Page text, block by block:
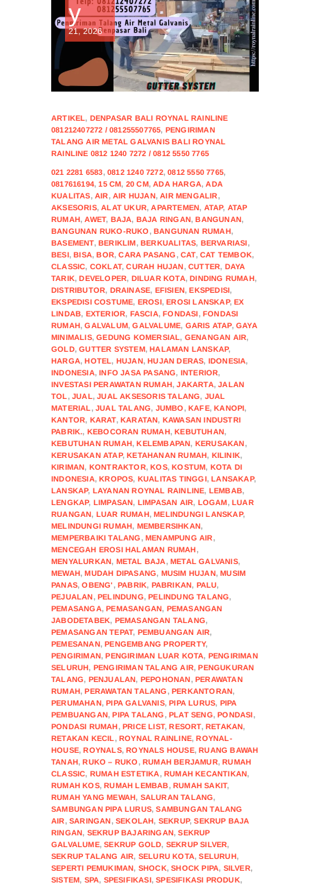
y
21, 2026
ARTIKEL, DENPASAR BALI ROYNAL RAINLINE
081212407272 / 081255507765, PENGIRIMAN
TALANG AIR METAL GALVANIS BALI ROYNAL
RAINLINE 0812 1240 7272 / 0812 5550 7765
021 2281 6583,0812 1240 7272,0812 5550 7765,
0817616194,15 CM, 20 CM,ADA HARGA,ADA
KUALITAS,AIR,AIR HUJAN,AIR MENGALIR,
AKSESORIS,ALAT UKUR,APARTEMEN, ATAP, ATAP
RUMAH,AWET, BAJA, BAJA RINGAN,BANGUNAN,
BANGUNAN RUKO-RUKO ,BANGUNAN RUMAH,
BASEMENT,BERIKLIM,BERKUALITAS, BERVARIASI,
BESI,BISA,BOR,CARA PASANG ,CAT,CAT TEMBOK,
CLASSIC, COKLAT,CURAH HUJAN,CUTTER, DAYA
TARIK,DEVELOPER, DILUAR KOTA,DINDING RUMAH,
DISTRIBUTOR, DRAINASE, EFISIEN,EKSPEDISI,
EKSPEDISI COSTUME, EROSI,EROSI LANSKAP,EX
LINDAB, EXTERIOR, FASCIA,FONDASI,FONDASI
RUMAH,GALVALUM,GALVALUME, GARIS ATAP,GAYA
MINIMALIS,GEDUNG KOMERSIAL, GENANGAN AIR,
GOLD,GUTTER SYSTEM,HALAMAN LANSKAP,
HARGA,HOTEL, HUJAN,HUJAN DERAS, IDONESIA,
INDONESIA,INFO JASA PASANG, INTERIOR,
INVESTASI PERAWATAN RUMAH,JAKARTA,JALAN
TOL ,JUAL,JUAL AKSESORIS TALANG, JUAL
MATERIAL ,JUAL TALANG, JUMBO ,KAFE,KANOPI,
KANTOR, KARAT,KARATAN, KAWASAN INDUSTRI
PABRIK., KEBOCORAN RUMAH,KEBUTUHAN,
KEBUTUHAN RUMAH,KELEMBAPAN, KERUSAKAN,
KERUSAKAN ATAP,KETAHANAN RUMAH, KILINIK,
KIRIMAN, KONTRAKTOR,KOS,KOSTUM, KOTA DI
INDONESIA,KROPOS, KUALITAS TINGGI,LANSAKAP,
LANSKAP, LAYANAN ROYNAL RAINLINE, LEMBAB,
LENGKAP, LIMPASAN, LIMPASAN AIR, LOGAM,LUAR
RUANGAN, LUAR RUMAH,MELINDUNGI LANSKAP,
MELINDUNGI RUMAH, MEMBERSIHKAN,
MEMPERBAIKI TALANG ,MENAMPUNG AIR,
MENCEGAH EROSI HALAMAN RUMAH,
MENYALURKAN, METAL BAJA,METAL GALVANIS,
MEWAH,MUDAH DIPASANG, MUSIM HUJAN,MUSIM
PANAS,OBENG' ,PABRIK, PABRIKAN, PALU,
PEJUALAN,PELINDUNG,PELINDUNG TALANG,
PEMASANGA,PEMASANGAN, PEMASANGAN
JABODETABEK, PEMASANGAN TALANG,
PEMASANGAN TEPAT, PEMBUANGAN AIR,
PEMESANAN,PENGEMBANG PROPERTY,
PENGIRIMAN,PENGIRIMAN LUAR KOTA, PENGIRIMAN
SELURUH, PENGIRIMAN TALANG AIR,PENGUKURAN
TALANG, PENJUALAN, PEPOHONAN,PERAWATAN
RUMAH,PERAWATAN TALANG ,PERKANTORAN,
PERUMAHAN,PIPA GALVANIS,PIPA LURUS, PIPA
PEMBUANGAN,PIPA TALANG ,PLAT SENG,PONDASI,
PONDASI RUMAH,PRICE LIST,RESORT,RETAKAN,
RETAKAN KECIL ,ROYNAL RAINLINE,ROYNAL-
HOUSE,ROYNALS,ROYNALS HOUSE,RUANG BAWAH
TANAH,RUKO – RUKO ,RUMAH BERJAMUR,RUMAH
CLASSIC, RUMAH ESTETIKA,RUMAH KECANTIKAN,
RUMAH KOS,RUMAH LEMBAB,RUMAH SAKIT,
RUMAH YANG MEWAH, SALURAN TALANG,
SAMBUNGAN PIPA LURUS,SAMBUNGAN TALANG
AIR,SARINGAN,SEKOLAH, SEKRUP,SEKRUP BAJA
RINGAN, SEKRUP BAJARINGAN,SEKRUP
GALVALUME,SEKRUP GOLD, SEKRUP SILVER,
SEKRUP TALANG AIR, SELURU KOTA,SELURUH,
SEPERTI PEMUKIMAN, SHOCK,SHOCK PIPA, SILVER,
SISTEM, SPA, SPESIFIKASI,SPESIFIKASI PRODUK,